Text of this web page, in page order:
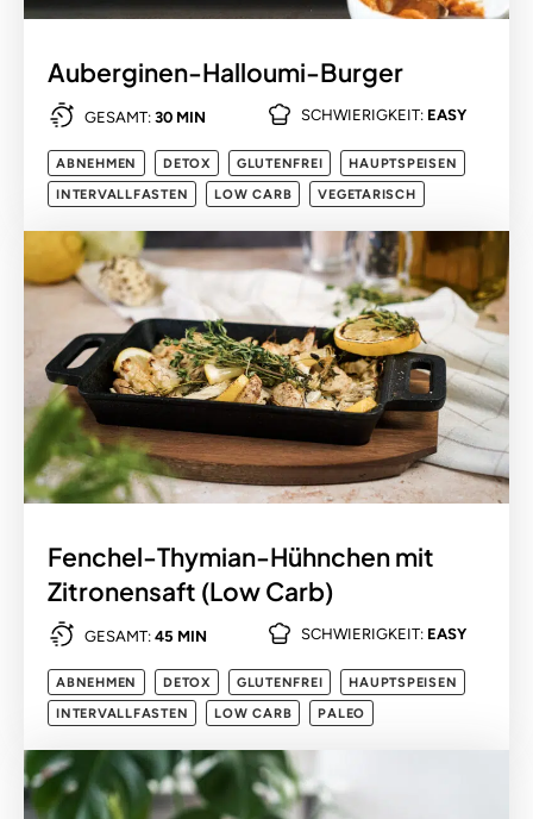
Auberginen-Halloumi-Burger
GESAMT: 30 MIN SCHWIERIGKEIT: EASY
ABNEHMEN DETOX GLUTENFREI
HAUPTSPEISEN
INTERVALLFASTEN
LOW CARB VEGETARISCH
Fenchel-Thymian-Hühnchen mit
Zitronensaft (Low Carb)
GESAMT: 45 MIN SCHWIERIGKEIT: EASY
ABNEHMEN DETOX GLUTENFREI
HAUPTSPEISEN
INTERVALLFASTEN
LOW CARB PALEO